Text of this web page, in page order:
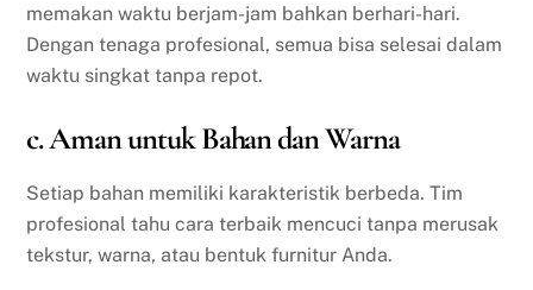
memakan waktu berjam-jam bahkan berhari-hari.
Dengan tenaga profesional, semua bisa selesai dalam
waktu singkat tanpa repot.
c. Aman untuk Bahan dan Warna
Setiap bahan memiliki karakteristik berbeda. Tim
profesional tahu cara terbaik mencuci tanpa merusak
tekstur, warna, atau bentuk furnitur Anda.